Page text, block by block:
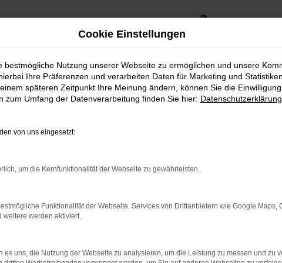
0
Cookie Einstellungen
bestmögliche Nutzung unserer Webseite zu ermöglichen und unsere
Ihre Präferenzen und verarbeiten Daten für Marketing und
späteren Zeitpunkt Ihre Meinung ändern, können Sie die
zum Umfang der Datenverarbeitung finden Sie hier: Datenschutzerklärung
von uns eingesetzt:
um die Kernfunktionalität der Webseite zu gewährleisten.
Funktionalität der Webseite. Services von Drittanbietern wie Google Maps,
weitere werden aktiviert.
es uns, die Nutzung der Webseite zu analysieren, um die Leistung zu messen und zu